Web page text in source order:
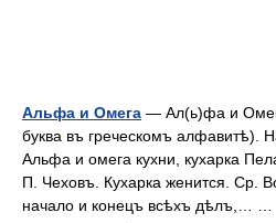
Альфа и Омега — Ал(ь)фа и
буква въ греческомъ алфавитѣ).
Альфа и омега кухни, кухарка
П. Чеховъ. Кухарка женится. Ср.
начало и конецъ всѣхъ дѣлъ,… …